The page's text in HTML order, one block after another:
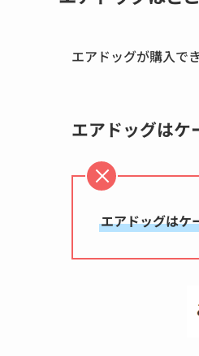
エアドッグが購入で
エアドッグはケ
エアドッグはケ